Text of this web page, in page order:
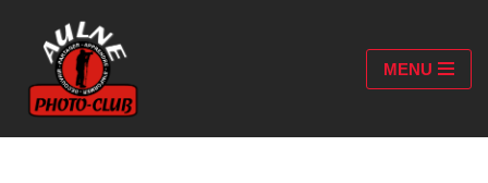
Aller
au
contenu
MENU